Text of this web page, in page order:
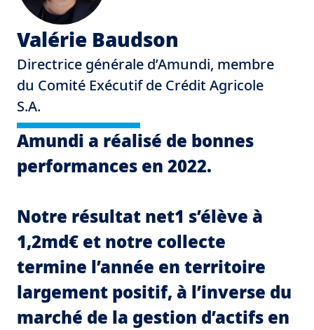
Valérie Baudson
Directrice générale d’Amundi, membre
du Comité Exécutif de Crédit Agricole
S.A.
Amundi a réalisé de bonnes
performances en 2022.
Notre résultat net1 s’élève à
1,2md€ et notre collecte
termine l’année en territoire
largement positif, à l’inverse du
marché de la gestion d’actifs en